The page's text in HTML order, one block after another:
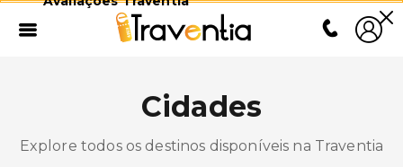
Cidades
Explore todos os destinos disponíveis na Traventia